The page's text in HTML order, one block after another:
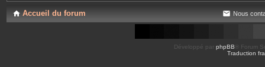
Accueil du forum Nous
Développé par phpBB ® Forum
Traduction